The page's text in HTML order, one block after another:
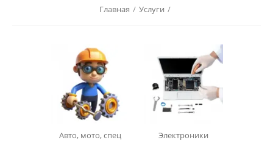
Главная / Услуги /
Авто, мото, спец Электроники